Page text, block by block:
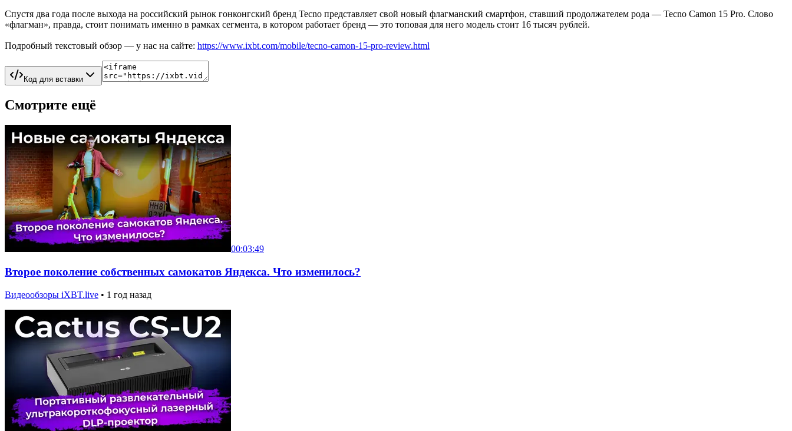
Спустя два года после выхода на российский рынок гонконгский бренд Tecno представляет свой новый флагманский смартфон, ставший продолжателем рода — Tecno Camon 15 Pro. Слово
«флагман», правда, стоит понимать именно в рамках сегмента, в котором работает бренд — это топовая для него модель стоит 16 тысяч рублей.
Подробный текстовый обзор — у нас на сайте: https://www.ixbt.com/mobile/tecno-camon-15-pro-review.html
Код для вставки
Смотрите ещё
00:03:49
Второе поколение собственных самокатов Яндекса. Что изменилось?
Видеообзоры iXBT.live • 1 год назад